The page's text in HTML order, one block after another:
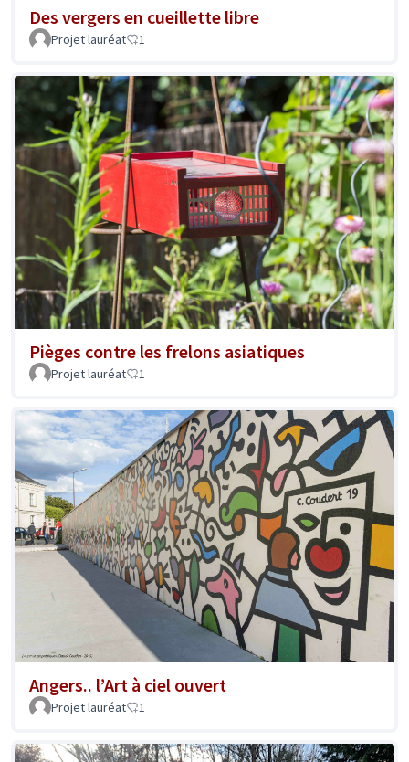
Des vergers en cueillette libre
Projet lauréat 1
Pièges contre les frelons asiatiques
Projet lauréat 1
Angers.. l’Art à ciel ouvert
Projet lauréat 1